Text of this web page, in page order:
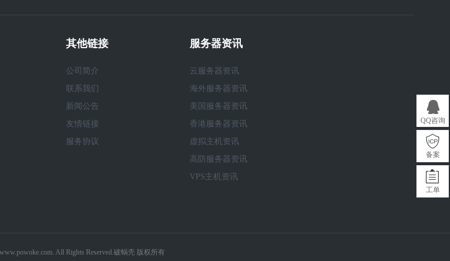
其他链接
公司简介
联系我们
新闻公告
友情链接
服务协议
服务器资讯
云服务器资讯
海外服务器资讯
美国服务器资讯
香港服务器资讯
虚拟主机资讯
高防服务器资讯
VPS主机资讯
All Rights Reserved.破蜗壳 版权所有
QQ咨询
备案
工单